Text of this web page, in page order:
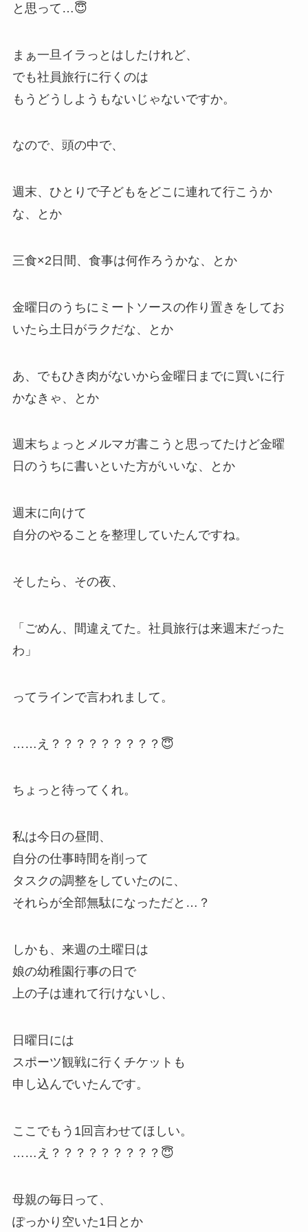
と思って…😇
まぁ一旦イラっとはしたけれど、
でも社員旅行に行くのは
もうどうしようもないじゃないですか。
なので、頭の中で、
週末、ひとりで子どもをどこに連れて行こうか
な、とか
三食×2日間、食事は何作ろうかな、とか
金曜日のうちにミートソースの作り置きをしてお
いたら土日がラクだな、とか
あ、でもひき肉がないから金曜日までに買いに行
かなきゃ、とか
週末ちょっとメルマガ書こうと思ってたけど金曜
日のうちに書いといた方がいいな、とか
週末に向けて
自分のやることを整理していたんですね。
そしたら、その夜、
「ごめん、間違えてた。社員旅行は来週末だった
わ」
ってラインで言われまして。
……え？？？？？？？？？😇
ちょっと待ってくれ。
私は今日の昼間、
自分の仕事時間を削って
タスクの調整をしていたのに、
それらが全部無駄になっただと…？
しかも、来週の土曜日は
娘の幼稚園行事の日で
上の子は連れて行けないし、
日曜日には
スポーツ観戦に行くチケットも
申し込んでいたんです。
ここでもう1回言わせてほしい。
……え？？？？？？？？？😇
母親の毎日って、
ぽっかり空いた1日とか